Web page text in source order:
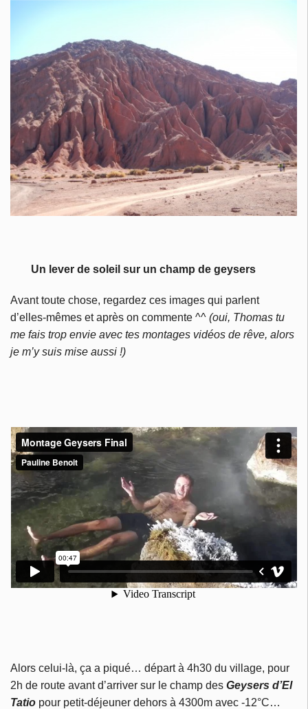
Un lever de soleil sur un champ de geysers
Avant toute chose, regardez ces images qui parlent
d’elles-mêmes et après on commente ^^ (oui, Thomas tu
me fais trop envie avec tes montages vidéos de rêve, alors
je m’y suis mise aussi !)
Alors celui-là, ça a piqué… départ à 4h30 du village, pour
2h de route avant d’arriver sur le champ des Geysers d’El
Tatio pour petit-déjeuner dehors à 4300m avec -12°C…